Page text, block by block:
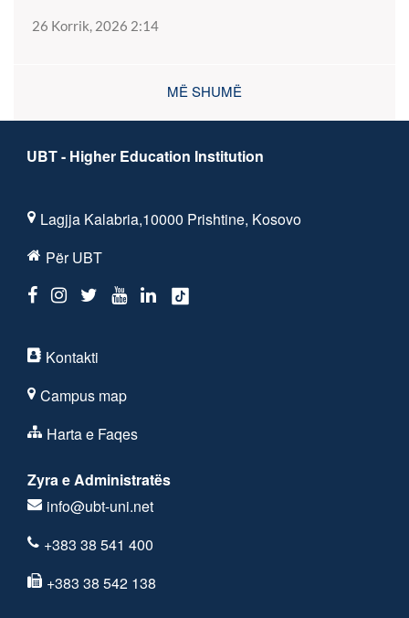
26 Korrik, 2026 2:14
MË SHUMË
UBT - Higher Education Institution
Lagjja Kalabria,10000 Prishtine, Kosovo
Për UBT
Kontakti
Campus map
Harta e Faqes
Zyra e Administratës
info@ubt-uni.net
+383 38 541 400
+383 38 542 138